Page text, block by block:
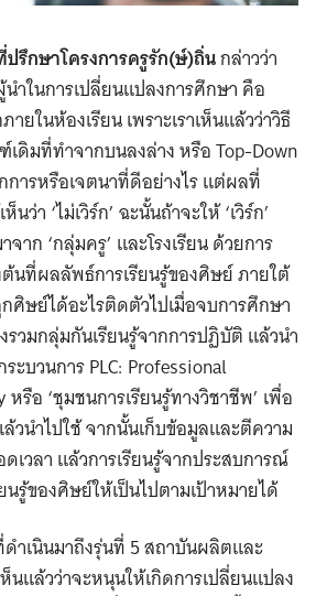
รึกษาโครงการครูรัก(ษ์)ถิ่นกล่าวว่า
ในการเปลี่ยนแปลงการศึกษา คือ
ายในห้องเรียน เพราะเราเห็นแล้วว่าวิธี
ดิมที่ทำจากบนลงล่าง หรือ Top-Down
ารหรือเจตนาที่ดีอย่างไร แต่ผลที่
า ‘ไม่เวิร์ก’ ฉะนั้นถ้าจะให้ ‘เวิร์ก’
าก ‘กลุ่มครู’ และโรงเรียน ด้วยการ
นที่ผลลัพธ์การเรียนรู้ของศิษย์ ภายใต้
ศิษย์ได้อะไรติดตัวไปเมื่อจบการศึกษา
รวมกลุ่มกันเรียนรู้จากการปฏิบัติ แล้วนำ
บวนการ PLC: Professional
รือ ‘ชุมชนการเรียนรู้ทางวิชาชีพ’ เพื่อ
วนำไปใช้ จากนั้นเก็บข้อมูลและตีความ
เวลา แล้วการเรียนรู้จากประสบการณ์
รู้ของศิษย์ให้เป็นไปตามเป้าหมายได้
ำเนินมาถึงรุ่นที่ 5 สถาบันผลิตและ
แล้วว่าจะหนุนให้เกิดการเปลี่ยนแปลง